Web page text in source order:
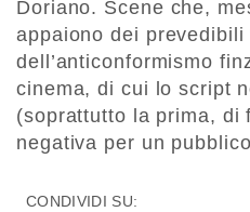
Doriano. Scene che,
appaiono dei prevedibili
dell’anticonformismo
cinema, di cui lo script
(soprattutto la prima, di
negativa per un
CONDIVIDI SU: